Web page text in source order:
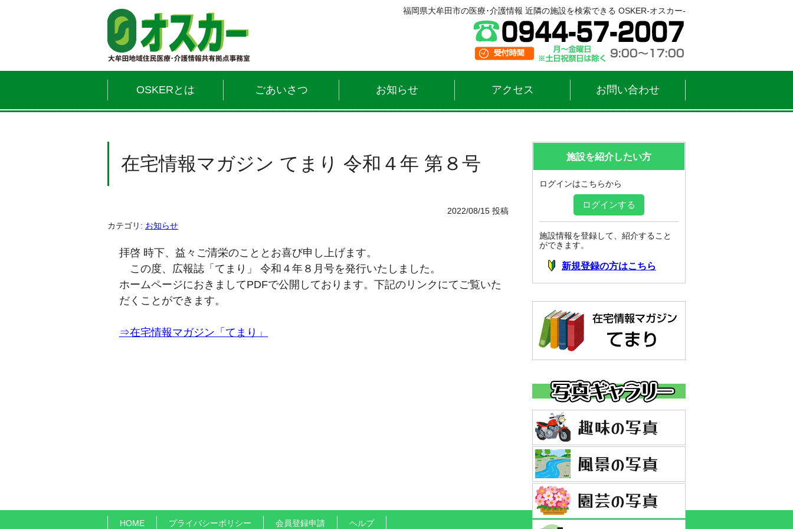
福岡県大牟田市の医療･介護情報 近隣の施設を検索できる OSKER-オスカー-
OSKERとは ごあいさつ お知らせ アクセス お問い合わせ
在宅情報マガジン てまり 令和４年 第８号
2022/08/15 投稿
カテゴリ: お知らせ
拝啓 時下、益々ご清栄のこととお喜び申し上げます。
この度、広報誌「てまり」 令和４年８月号を発行いたしました。
ホームページにおきましてPDFで公開しております。下記のリンクにてご覧いた
だくことができます。
⇒在宅情報マガジン「てまり」
施設を紹介したい方
ログインはこちらから
ログインする
施設情報を登録して、紹介すること
ができます。
新規登録の方はこちら
｜このページトップへ
HOME プライバシーポリシー 会員登録申請 ヘルプ